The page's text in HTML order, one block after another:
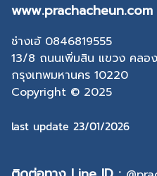
www.prachacheun.com
ช่างเอ้ 0846819555
13/8 ถนนเพิ่มสิน แขวง คลอ
กรุงเทพมหานคร 10220
Copyright © 2025
last update 23/01/2026